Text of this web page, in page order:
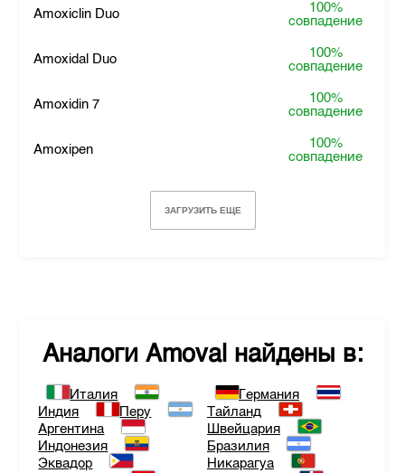
Amoxiclin Duo
100%
совпадение
Amoxidal Duo
100%
совпадение
Amoxidin 7
100%
совпадение
Amoxipen
100%
совпадение
ЗАГРУЗИТЬ ЕЩЕ
Аналоги Amoval найдены в:
Италия
Индия
Перу
Аргентина
Индонезия
Эквадор
Германия
Тайланд
Швейцария
Бразилия
Никарагуа